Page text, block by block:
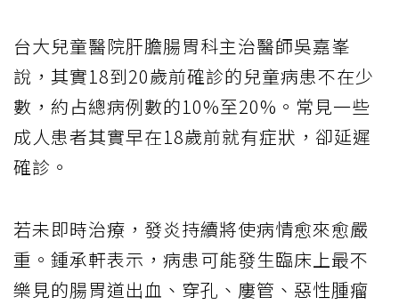
台大兒童醫院肝膽腸胃科主治醫師吳嘉峯
說，其實18到20歲前確診的兒童病患不在少
數，約占總病例數的10%至20%。常見一些
成人患者其實早在18歲前就有症狀，卻延遲
確診。
若未即時治療，發炎持續將使病情愈來愈嚴
重。鍾承軒表示，病患可能發生臨床上最不
樂見的腸胃道出血、穿孔、廔管、惡性腫瘤